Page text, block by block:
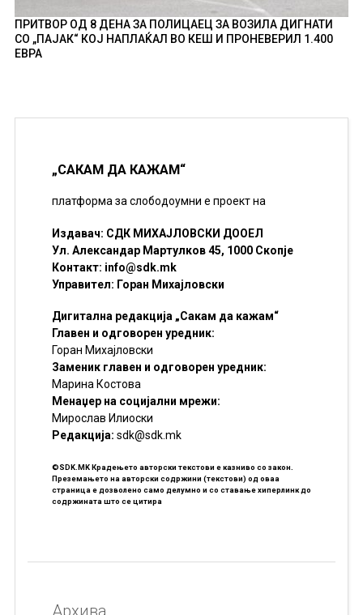
ПРИТВОР ОД 8 ДЕНА ЗА ПОЛИЦАЕЦ ЗА ВОЗИЛА ДИГНАТИ
СО „ПАЈАК“ КОЈ НАПЛАЌАЛ ВО КЕШ И ПРОНЕВЕРИЛ 1.400
ЕВРА
„САКАМ ДА КАЖАМ“
платформа за слободоумни е проект на
Издавач: СДК МИХАЈЛОВСКИ ДООЕЛ
Ул. Александар Мартулков 45, 1000 Скопје
Контакт: info@sdk.mk
Управител: Горан Михајловски
Дигитална редакција „Сакам да кажам“
Главен и одговорен уредник:
Горан Михајловски
Заменик главен и одговорен уредник:
Марина Костова
Менаџер на социјални мрежи:
Мирослав Илиоски
Редакцијa: sdk@sdk.mk
©SDK.MK Крадењето авторски текстови е казниво со закон.
Преземањето на авторски содржини (текстови) од оваа
страница е дозволено само делумно и со ставање хиперлинк до
содржината што се цитира
Архива